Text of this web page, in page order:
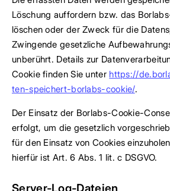
Löschung auffordern bzw. das
löschen oder der Zweck für die
Zwingende gesetzliche
unberührt. Details zur
Cookie finden Sie unter https://
ten-speichert-borlabs-cookie/.
Der Einsatz der Borlabs-Cookie-
erfolgt, um die gesetzlich
für den Einsatz von Cookies
hierfür ist Art. 6 Abs. 1 lit. c DSGVO.
Server-Log-Dateien